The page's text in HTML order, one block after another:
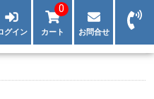
グイン カート
0
お問合せ